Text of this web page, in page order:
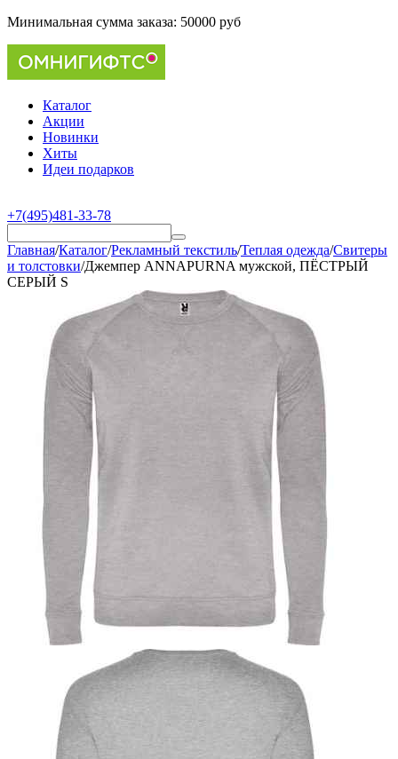
Минимальная сумма заказа: 50000 руб
Каталог
Акции
Новинки
Хиты
Идеи подарков
+7(495)481-33-78
Главная/Каталог/Рекламный текстиль/Теплая одежда/Свитеры
и толстовки/Джемпер ANNAPURNA мужской, ПЁСТРЫЙ
СЕРЫЙ S